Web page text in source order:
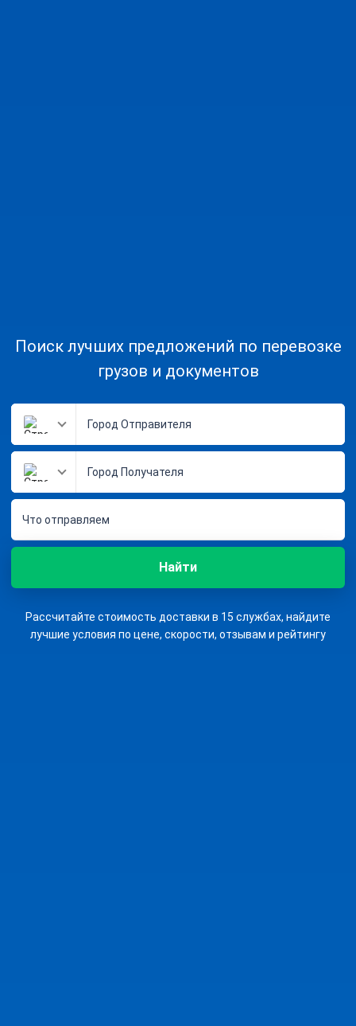
Поиск лучших предложений по перевозке
грузов и документов
Что отправляем
Найти
Рассчитайте стоимость доставки в 15 службах, найдите
лучшие условия по цене, скорости, отзывам и рейтингу